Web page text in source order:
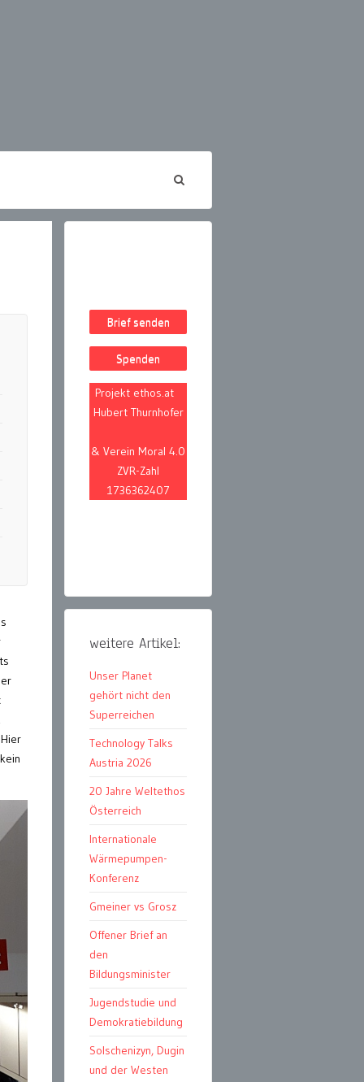
Brief senden
Spenden
Projekt ethos.at
Hubert Thurnhofer
& Verein Moral 4.0
ZVR-Zahl
1736362407
weitere Artikel:
Unser Planet
gehört nicht den
Superreichen
Technology Talks
Austria 2026
20 Jahre Weltethos
Österreich
Internationale
Wärmepumpen-
Konferenz
Gmeiner vs Grosz
Offener Brief an
den
Bildungsminister
Jugendstudie und
Demokratiebildung
Solschenizyn, Dugin
und der Westen